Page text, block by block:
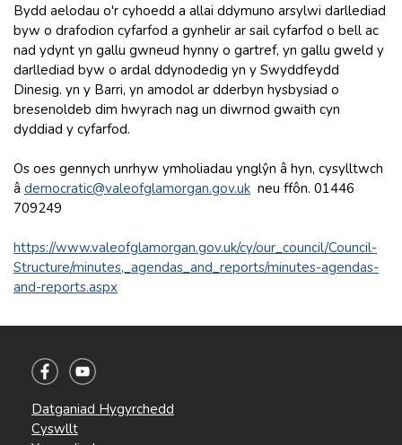
Bydd aelodau o'r cyhoedd a allai ddymuno arsylwi darllediad
byw o drafodion cyfarfod a gynhelir ar sail cyfarfod o bell ac
nad ydynt yn gallu gwneud hynny o gartref, yn gallu gweld y
darllediad byw o ardal ddynodedig yn y Swyddfeydd
Dinesig. yn y Barri, yn amodol ar dderbyn hysbysiad o
bresenoldeb dim hwyrach nag un diwrnod gwaith cyn
dyddiad y cyfarfod.
Os oes gennych unrhyw ymholiadau ynglŷn â hyn, cysylltwch
â democratic@valeofglamorgan.gov.uk neu ffôn. 01446
709249
https://www.valeofglamorgan.gov.uk/cy/our_council/Council-
Structure/minutes,_agendas_and_reports/minutes-agendas-
and-reports.aspx
Datganiad Hygyrchedd
Cyswllt